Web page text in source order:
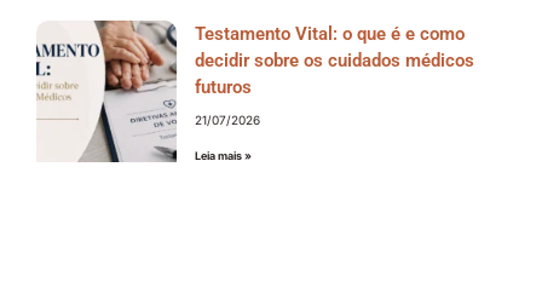
Testamento Vital: o que é e como
decidir sobre os cuidados médicos
futuros
21/07/2026
Leia mais »